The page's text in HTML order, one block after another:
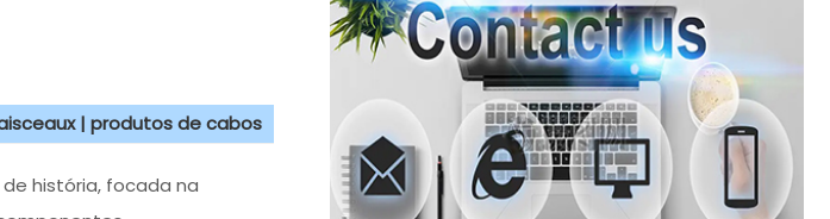
| produtos de cabos
história, focada na